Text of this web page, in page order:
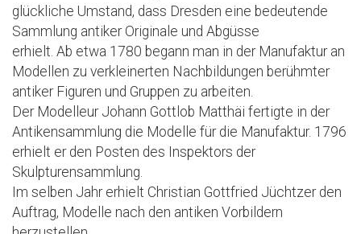
glückliche Umstand, dass Dresden eine bedeutende
Sammlung antiker Originale und Abgüsse
erhielt. Ab etwa 1780 begann man in der Manufaktur an
Modellen zu verkleinerten Nachbildungen berühmter
antiker Figuren und Gruppen zu arbeiten.
Der Modelleur Johann Gottlob Matthäi fertigte in der
Antikensammlung die Modelle für die Manufaktur. 1796
erhielt er den Posten des Inspektors der
Skulpturensammlung.
Im selben Jahr erhielt Christian Gottfried Jüchtzer den
Auftrag, Modelle nach den antiken Vorbildern